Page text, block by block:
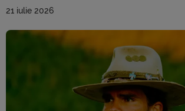
21 iulie 2026